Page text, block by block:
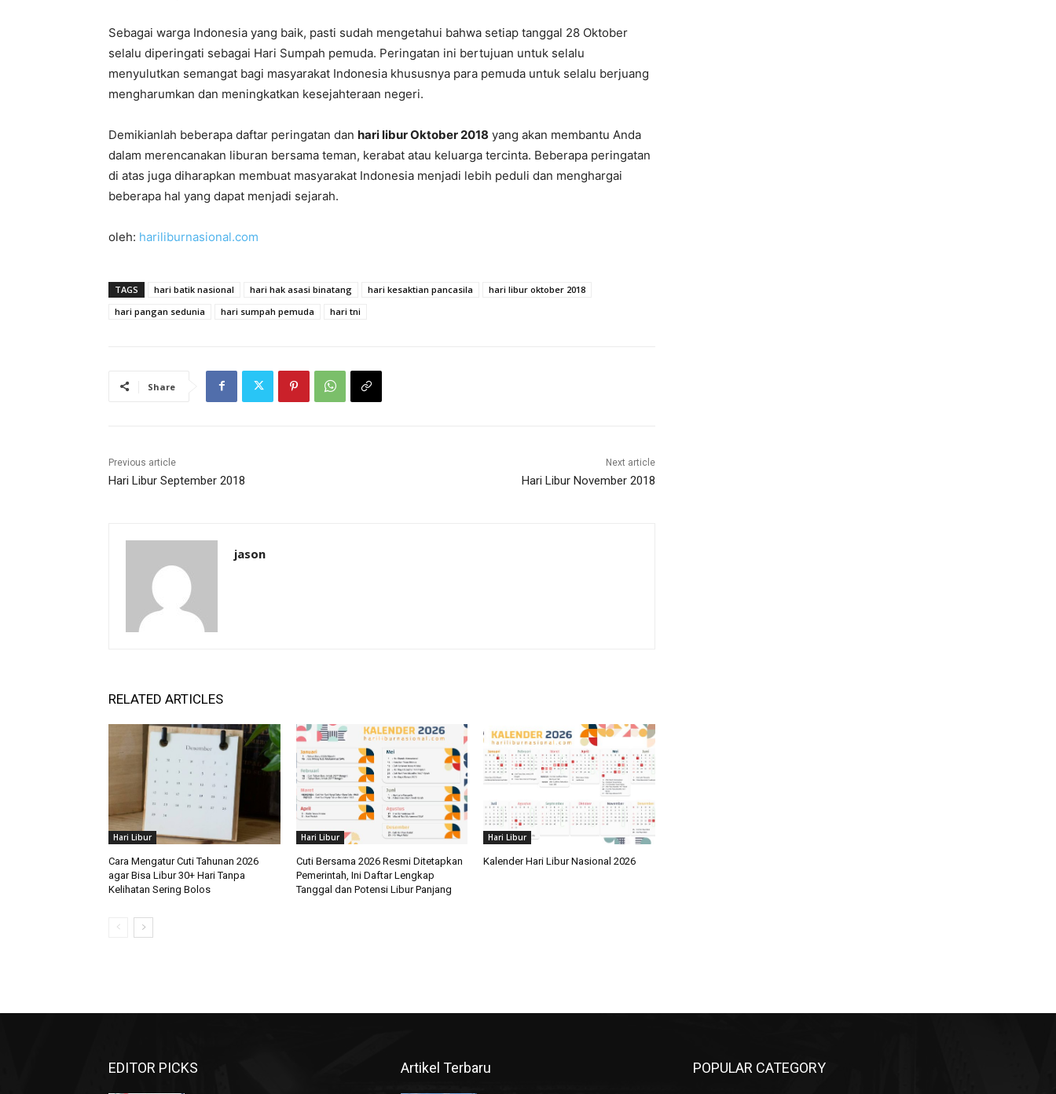
Sebagai warga Indonesia yang baik, pasti sudah mengetahui bahwa setiap tanggal 28 Oktober
selalu diperingati sebagai Hari Sumpah pemuda. Peringatan ini bertujuan untuk selalu
menyulutkan semangat bagi masyarakat Indonesia khususnya para pemuda untuk selalu berjuang
mengharumkan dan meningkatkan kesejahteraan negeri.
Demikianlah beberapa daftar peringatan dan hari libur Oktober 2018 yang akan membantu Anda
dalam merencanakan liburan bersama teman, kerabat atau keluarga tercinta. Beberapa peringatan
di atas juga diharapkan membuat masyarakat Indonesia menjadi lebih peduli dan menghargai
beberapa hal yang dapat menjadi sejarah.
oleh: hariliburnasional.com
TAGS hari batik nasional hari hak asasi binatang hari kesaktian pancasila
hari libur oktober 2018
hari pangan sedunia
hari sumpah pemuda hari tni
Share
Previous article
Hari Libur September 2018
Next article
Hari Libur November 2018
jason
RELATED ARTICLES
Hari Libur
Cara Mengatur Cuti Tahunan 2026
agar Bisa Libur 30+ Hari Tanpa
Kelihatan Sering Bolos
Hari Libur
Cuti Bersama 2026 Resmi Ditetapkan
Pemerintah, Ini Daftar Lengkap
Tanggal dan Potensi Libur Panjang
Hari Libur
Kalender Hari Libur Nasional 2026
EDITOR PICKS Artikel Terbaru POPULAR CATEGORY